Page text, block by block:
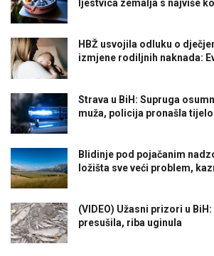
ljestvica zemalja s najviše
HBŽ usvojila odluku o
izmjene rodiljnih naknada:
Strava u BiH: Supruga
muža, policija pronašla tijelo
Blidinje pod pojačanim
ložišta sve veći problem,
(VIDEO) Užasni prizori u
presušila, riba uginula